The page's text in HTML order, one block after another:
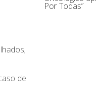
de
Por Todas”